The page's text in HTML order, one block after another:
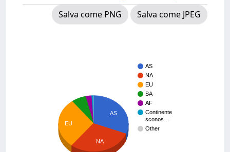
Salva come PNG
Salva come JPEG
AS
NA
EU
SA
AF
Continente
sconos…
Other
AS
EU
NA